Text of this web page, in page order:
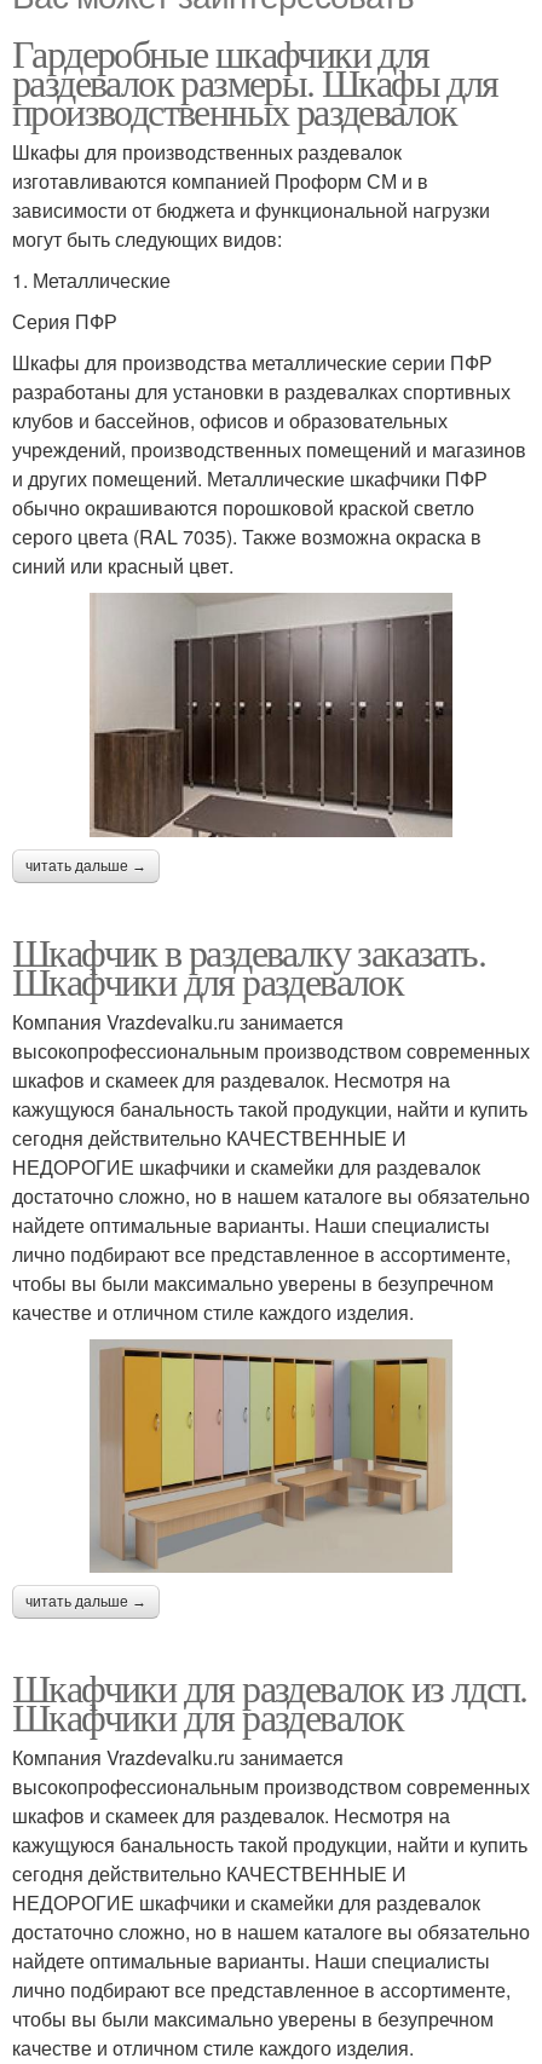
Гардеробные шкафчики для
раздевалок размеры. Шкафы для
производственных раздевалок
Шкафы для производственных раздевалок
изготавливаются компанией Проформ СМ и в
зависимости от бюджета и функциональной нагрузки
могут быть следующих видов:
1. Металлические
Серия ПФР
Шкафы для производства металлические серии ПФР
разработаны для установки в раздевалках спортивных
клубов и бассейнов, офисов и образовательных
учреждений, производственных помещений и магазинов
и других помещений. Металлические шкафчики ПФР
обычно окрашиваются порошковой краской светло
серого цвета (RAL 7035). Также возможна окраска в
синий или красный цвет.
читать дальше →
Шкафчик в раздевалку заказать.
Шкафчики для раздевалок
Компания Vrazdevalku.ru занимается
высокопрофессиональным производством современных
шкафов и скамеек для раздевалок. Несмотря на
кажущуюся банальность такой продукции, найти и купить
сегодня действительно КАЧЕСТВЕННЫЕ И
НЕДОРОГИЕ шкафчики и скамейки для раздевалок
достаточно сложно, но в нашем каталоге вы обязательно
найдете оптимальные варианты. Наши специалисты
лично подбирают все представленное в ассортименте,
чтобы вы были максимально уверены в безупречном
качестве и отличном стиле каждого изделия.
читать дальше →
Шкафчики для раздевалок из лдсп.
Шкафчики для раздевалок
Компания Vrazdevalku.ru занимается
высокопрофессиональным производством современных
шкафов и скамеек для раздевалок. Несмотря на
кажущуюся банальность такой продукции, найти и купить
сегодня действительно КАЧЕСТВЕННЫЕ И
НЕДОРОГИЕ шкафчики и скамейки для раздевалок
достаточно сложно, но в нашем каталоге вы обязательно
найдете оптимальные варианты. Наши специалисты
лично подбирают все представленное в ассортименте,
чтобы вы были максимально уверены в безупречном
качестве и отличном стиле каждого изделия.